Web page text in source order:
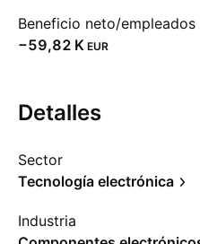
Beneficio neto/empleados
‪−59,82 K‬ EUR
Detalles
Sector
Tecnología electrónica
Industria